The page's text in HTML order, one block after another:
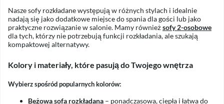
Nasze sofy rozkładane występują w różnych stylach i idealnie
nadają się jako dodatkowe miejsce do spania dla gości lub jako
praktyczne rozwiązanie w salonie. Mamy równieżsofy 2-osobowe
dla tych, którzy nie potrzebują funkcji rozkładania, ale szukają
kompaktowej alternatywy.
Kolory i materiały, które pasują do Twojego wnętrza
Wybierz spośród popularnych kolorów:
Beżowa sofa rozkładana – ponadczasowa, ciepła i łatwa do